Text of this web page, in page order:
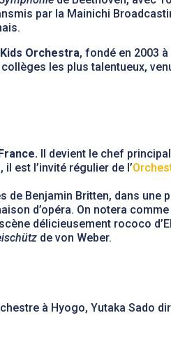
par la Mainichi
Orchestra, fondé en 2003 à
les plus talentueux,
Il devient le chef
est l’invité régulier de l’
de Benjamin Britten, dans une
d’opéra. On notera
délicieusement rococo
de von Weber.
à Hyogo, Yutaka Sado